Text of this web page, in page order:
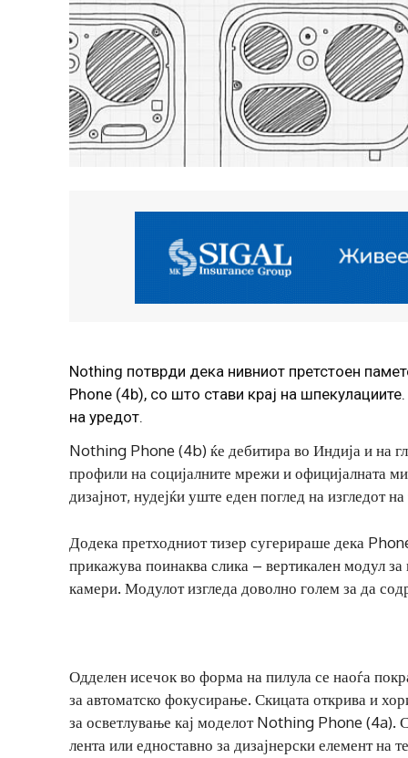
Nothing потврди дека нивниот претстоен
Phone (4b), со што стави крај на
на уредот.
Nothing Phone (4b) ќе дебитира во Индија и на
профили на социјалните мрежи и официјалната
дизајнот, нудејќи уште еден поглед на изгледот
Додека претходниот тизер сугерираше дека
прикажува поинаква слика – вертикален модул
камери. Модулот изгледа доволно голем за да
Одделен исечок во форма на пилула се наоѓа
за автоматско фокусирање. Скицата открива и
за осветлување кај моделот Nothing Phone (4a).
лента или едноставно за дизајнерски елемент на